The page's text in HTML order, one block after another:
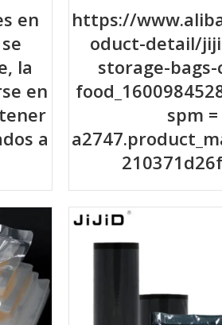
en
la
en
a
https://
oduct-detail/
storage-
spm =